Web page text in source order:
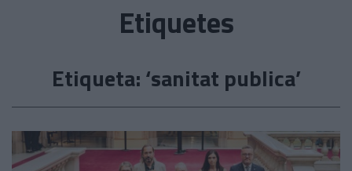
Etiquetes
Etiqueta: ‘sanitat publica’